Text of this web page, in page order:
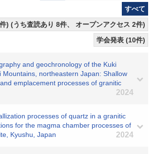
すべて
) (うち査読あり 8件、 オープンアクセス 2件)
学会発表 (10件)
and geochronology of the Kuki
Mountains, northeastern Japan: Shallow
emplacement processes of granitic
2024
processes of quartz in a granitic
for the magma chamber processes of
Kyushu, Japan
2024